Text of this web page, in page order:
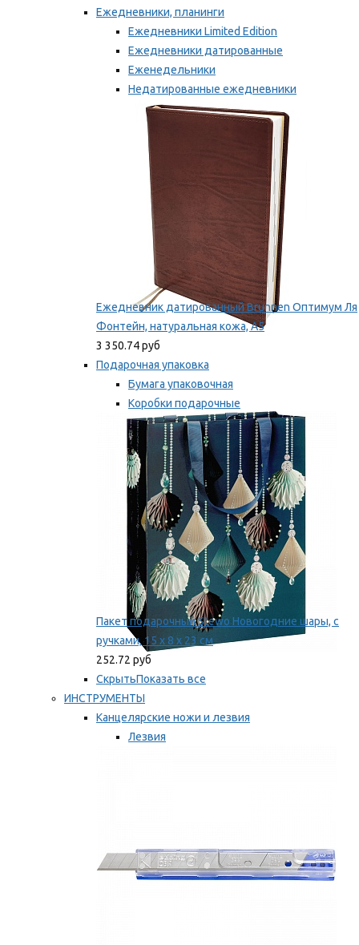
Ежедневники, планинги
Ежедневники Limited Edition
Ежедневники датированные
Еженедельники
Недатированные ежедневники
Планинги
Мы рекомендуем
Ежедневник датированный Brunnen Оптимум Ля
Фонтейн, натуральная кожа, А5
3 350.74 руб
Подарочная упаковка
Бумага упаковочная
Коробки подарочные
Ленты, бобины
Мы рекомендуем
Пакет подарочный Stewo Новогодние шары, с
ручками, 15 х 8 х 23 см
252.72 руб
СкрытьПоказать все
ИНСТРУМЕНТЫ
Канцелярские ножи и лезвия
Лезвия